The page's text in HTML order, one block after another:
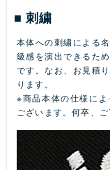
刺繍
本体への刺繍による
級感を演出できるた
です。なお、お見積
ります。
※商品本体の仕様に
ございます。何卒、ご